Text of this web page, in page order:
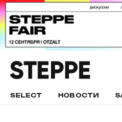
SELECT НОВОСТИ